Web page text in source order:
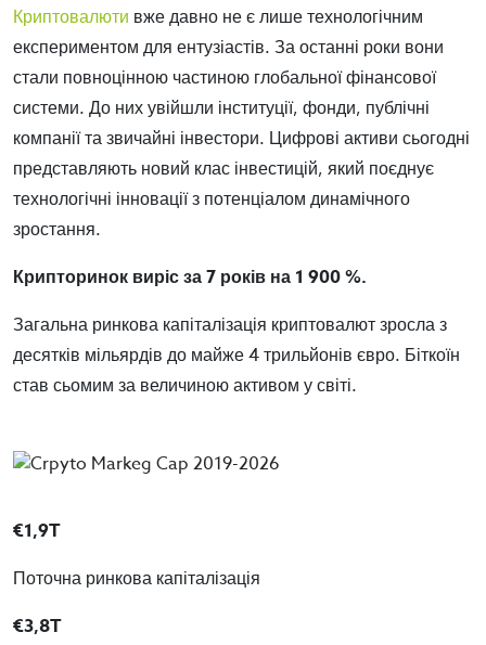
Криптовалюти вже давно не є лише технологічним
експериментом для ентузіастів. За останні роки вони
стали повноцінною частиною глобальної фінансової
системи. До них увійшли інституції, фонди, публічні
компанії та звичайні інвестори. Цифрові активи сьогодні
представляють новий клас інвестицій, який поєднує
технологічні інновації з потенціалом динамічного
зростання.
Крипторинок виріс за 7 років на 1 900 %.
Загальна ринкова капіталізація криптовалют зросла з
десятків мільярдів до майже 4 трильйонів євро. Біткоїн
став сьомим за величиною активом у світі.
€1,9T
Поточна ринкова капіталізація
€3,8T